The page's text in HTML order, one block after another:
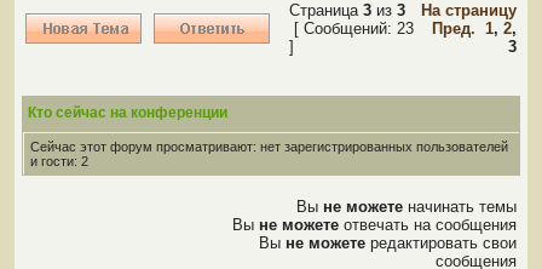
Страница 3 из 3
[ Сообщений: 23
]
На страницу
Пред. 1, 2,
3
Кто сейчас на конференции
Сейчас этот форум просматривают: нет зарегистрированных пользователей
и гости: 2
Вы не можете начинать темы
Вы не можете отвечать на сообщения
Вы не можете редактировать свои
сообщения